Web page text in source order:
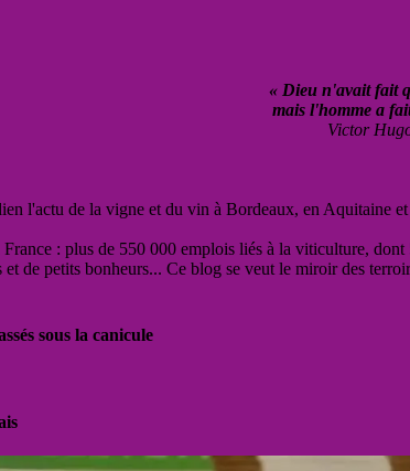
« Dieu n'avait fait
mais l'homme a
Victor
l'actu de la vigne et du vin à Bordeaux, en Aquitaine
France : plus de 550 000 emplois liés à la viticulture,
de petits bonheurs... Ce blog se veut le miroir des
sous la canicule